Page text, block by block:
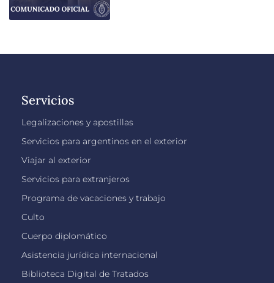
Servicios
Legalizaciones y apostillas
Servicios para argentinos en el exterior
Viajar al exterior
Servicios para extranjeros
Programa de vacaciones y trabajo
Culto
Cuerpo diplomático
Asistencia jurídica internacional
Biblioteca Digital de Tratados